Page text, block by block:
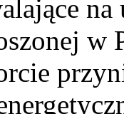
w